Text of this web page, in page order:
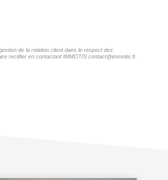
de la relation client dans le respect des
rectifier en contactant IMMOTIS contact@immotis.fr.